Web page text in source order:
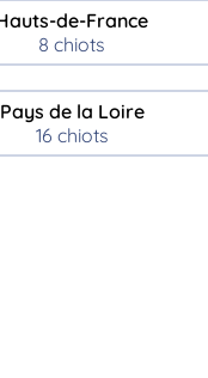
de-France
8 chiots
Pays de la Loire
16 chiots